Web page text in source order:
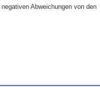
Abweichungen von den